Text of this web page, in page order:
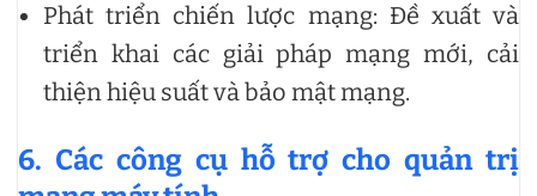
Phát triển chiến lược mạng: Đề xuất và
triển khai các giải pháp mạng mới, cải
thiện hiệu suất và bảo mật mạng.
6. Các công cụ hỗ trợ cho quản trị